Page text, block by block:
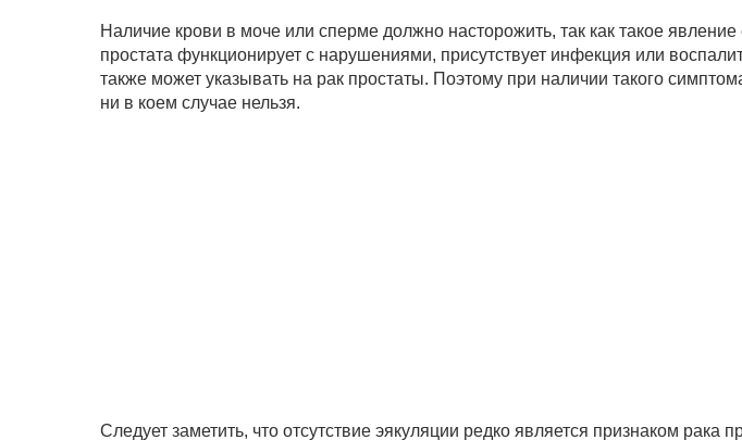
Наличие крови в моче или сперме должно насторожить, так как такое явление
простата функционирует с нарушениями, присутствует инфекция или
также может указывать на рак простаты. Поэтому при наличии такого
ни в коем случае нельзя.
Следует заметить, что отсутствие эякуляции редко является признаком рака